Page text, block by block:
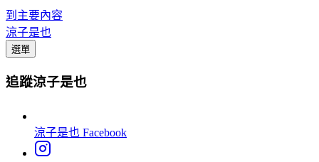
到主要內容
涼子是也
選單
追蹤涼子是也
涼子是也 Facebook